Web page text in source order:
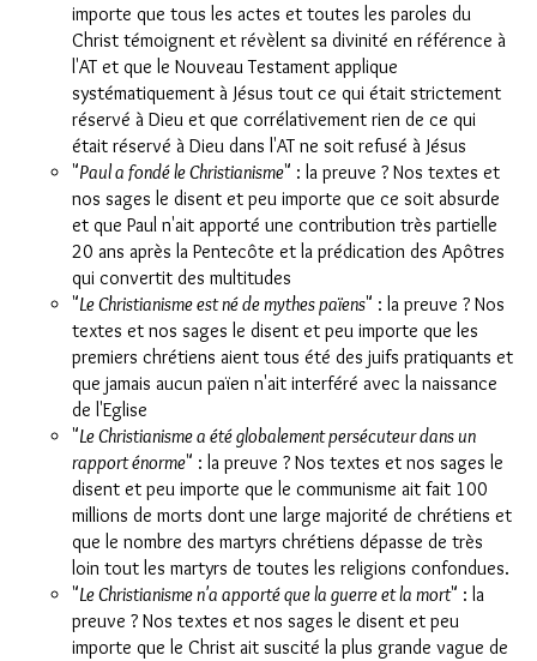
importe que tous les actes et toutes les paroles du
Christ témoignent et révèlent sa divinité en référence à
l'AT et que le Nouveau Testament applique
systématiquement à Jésus tout ce qui était strictement
réservé à Dieu et que corrélativement rien de ce qui
était réservé à Dieu dans l'AT ne soit refusé à Jésus
"Paul a fondé le Christianisme" : la preuve ? Nos textes et
nos sages le disent et peu importe que ce soit absurde
et que Paul n'ait apporté une contribution très partielle
20 ans après la Pentecôte et la prédication des Apôtres
qui convertit des multitudes
"Le Christianisme est né de mythes païens" : la preuve ? Nos
textes et nos sages le disent et peu importe que les
premiers chrétiens aient tous été des juifs pratiquants et
que jamais aucun païen n'ait interféré avec la naissance
de l'Eglise
"Le Christianisme a été globalement persécuteur dans un
rapport énorme" : la preuve ? Nos textes et nos sages le
disent et peu importe que le communisme ait fait 100
millions de morts dont une large majorité de chrétiens et
que le nombre des martyrs chrétiens dépasse de très
loin tout les martyrs de toutes les religions confondues.
"Le Christianisme n'a apporté que la guerre et la mort" : la
preuve ? Nos textes et nos sages le disent et peu
importe que le Christ ait suscité la plus grande vague de